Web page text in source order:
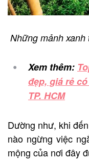
Những mảnh
Xem thêm:
đẹp, giá rẻ
TP. HCM
Dường như, khi
nào ngừng việc
mộng của nơi đây